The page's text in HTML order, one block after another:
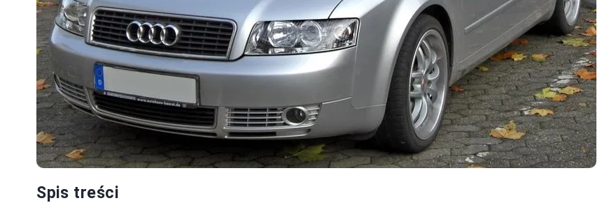
Spis treści